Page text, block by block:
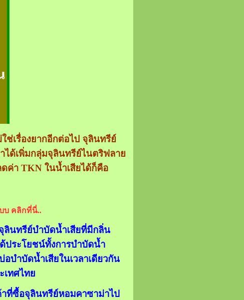
ช่เรื่องยากอีกต่อไป จุลินทรีย์
ได้เพิ่มกลุ่มจุลินทรีย์ไนตริฟลาย
ค่า TKN ในน้ำเสียได้ก็คือ
บ คลิกที่นี่..
ลินทรีย์บำบัดน้ำเสียที่มีกลิ่น
ประโยชน์ทั้งการบำบัดน้ำ
บำบัดน้ำเสียในเวลาเดียวกัน
ทศไทย
ที่ซื้อจุลินทรีย์หอมคาซาม่าไป